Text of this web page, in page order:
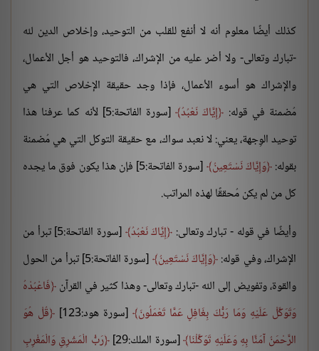
كذلك أيضًا معلوم أنه لا أنفع للقلب من التوحيد، وإخلاص الدين لله
-تبارك وتعالى- ولا أضر عليه من الإشراك، فالتوحيد هو أجل الأعمال،
والإشراك هو أسوء الأعمال، فإذا وجد حقيقة الإخلاص التي هي
مُضمنة في قوله:
إِيَّاكَ نَعْبُدُ
[سورة الفاتحة:5] لأنه كما عرفنا هذا
توحيد الوِجهة، يعني: لا نعبد سواك، مع حقيقة التوكل التي هي مُضمنة
بقوله: وَإِيَّاكَ نَسْتَعِينُ
[سورة الفاتحة:5] فإن هذا يكون فوق ما يجده
كل من لم يكن مُحققًا لهذه المراتب.
وأيضًا في قوله - تبارك وتعالى: إِيَّاكَ نَعْبُدُ
[سورة الفاتحة:5] تبرأ من
الإشراك، وفي قوله: وَإِيَّاكَ نَسْتَعِينُ
[سورة الفاتحة:5] تبرأ من الحول
والقوة، وتفويض إلى الله -تبارك وتعالى- وهذا كثير في القرآن فَاعْبُدْهُ
وَتَوَكَّلْ عَلَيْهِ وَمَا رَبُّكَ بِغَافِلٍ عَمَّا تَعْمَلُونَ [سورة هود:123]
قُلْ هُوَ
الرَّحْمَنُ آمَنَّا بِهِ وَعَلَيْهِ تَوَكَّلْنَا [سورة الملك:29]
رَبُّ الْمَشْرِقِ وَالْمَغْرِبِ